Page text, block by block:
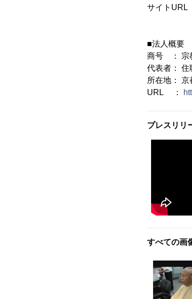
サイトURL
■法人概要
商号 ： 宗
代表者：
所在地：
URL ：
プレスリリ
すべての画